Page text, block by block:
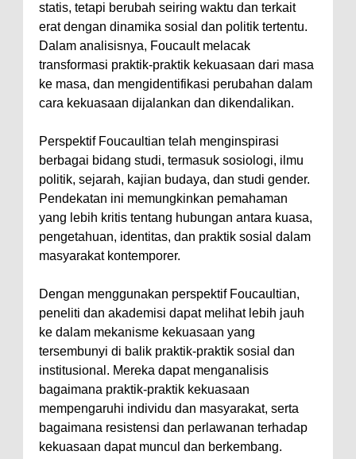
statis, tetapi berubah seiring waktu dan terkait
erat dengan dinamika sosial dan politik tertentu.
Dalam analisisnya, Foucault melacak
transformasi praktik-praktik kekuasaan dari masa
ke masa, dan mengidentifikasi perubahan dalam
cara kekuasaan dijalankan dan dikendalikan.
Perspektif Foucaultian telah menginspirasi
berbagai bidang studi, termasuk sosiologi, ilmu
politik, sejarah, kajian budaya, dan studi gender.
Pendekatan ini memungkinkan pemahaman
yang lebih kritis tentang hubungan antara kuasa,
pengetahuan, identitas, dan praktik sosial dalam
masyarakat kontemporer.
Dengan menggunakan perspektif Foucaultian,
peneliti dan akademisi dapat melihat lebih jauh
ke dalam mekanisme kekuasaan yang
tersembunyi di balik praktik-praktik sosial dan
institusional. Mereka dapat menganalisis
bagaimana praktik-praktik kekuasaan
mempengaruhi individu dan masyarakat, serta
bagaimana resistensi dan perlawanan terhadap
kekuasaan dapat muncul dan berkembang.